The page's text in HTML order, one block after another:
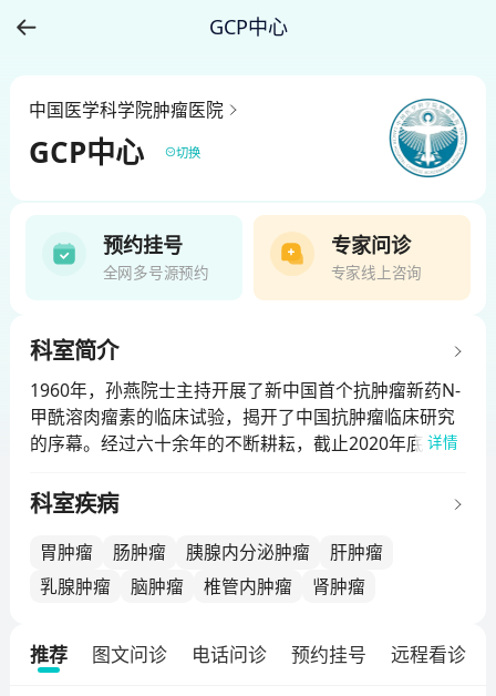
GCP中心
中国医学科学院肿瘤医院
GCP中心 切换
预约挂号
全网多号源预约
专家问诊
专家线上咨询
科室简介
1960年，孙燕院士主持开展了新中国首个抗肿瘤新药N-
甲酰溶肉瘤素的临床试验，揭开了中国抗肿瘤临床研究
的序幕。经过六十余年的不断耕耘，截止2020年底，我
0种抗肿瘤新药成功上市，牵头研究者数、牵头临床研究
患者找到了多种更新更优的治疗选择。目前，我院已建
立了完备的新药临床试验开展流程。所有临床试验在我
院启动前，均需由独立伦理委员会审查批准，并接受伦
签署知情同意的受试者，临床试验门诊挂号费、住院
详情
科室疾病
胃肿瘤 肠肿瘤 胰腺内分泌肿瘤
肝肿瘤
乳腺肿瘤
脑肿瘤 椎管内肿瘤 肾肿瘤
推荐 图文问诊 电话问诊 预约挂号 远程看诊